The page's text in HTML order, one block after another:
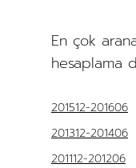
En çok
hesaplama
201512-201606
201312-201406
201112-201206